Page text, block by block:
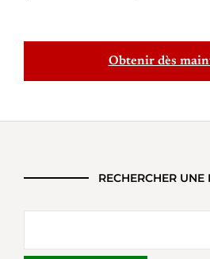
Obtenir dès
RECHERCHER UNE